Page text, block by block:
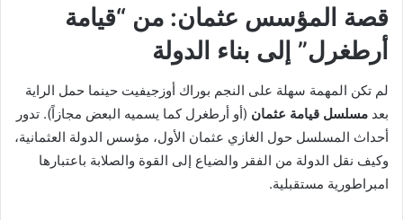
قصة المؤسس عثمان: من “قيامة
أرطغرل” إلى بناء الدولة
لم تكن المهمة سهلة على النجم بوراك أوزجيفيت حينما حمل الراية
بعد مسلسل قيامة عثمان (أو أرطغرل كما يسميه البعض مجازاً). تدور
أحداث المسلسل حول الغازي عثمان الأول، مؤسس الدولة العثمانية،
وكيف نقل الدولة من الفقر والضياع إلى القوة والصلابة باعتبارها
امبراطورية مستقبلية.